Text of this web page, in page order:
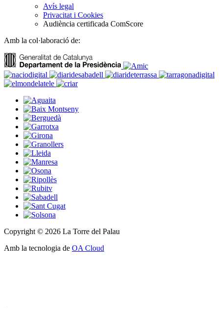
Avís legal
Privacitat i Cookies
Audiència certificada ComScore
Amb la col·laboració de:
Copyright © 2026 La Torre del Palau
Amb la tecnologia de OA Cloud